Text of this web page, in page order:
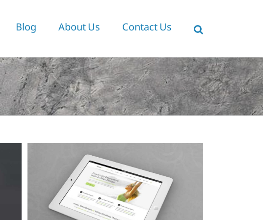
Blog About Us Contact Us